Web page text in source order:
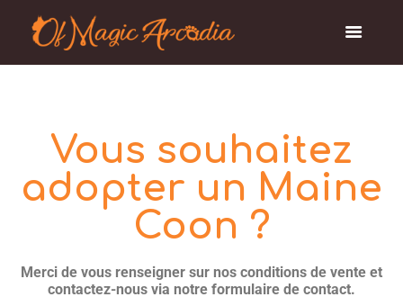
Vous souhaitez
adopter un Maine
Coon ?
Merci de vous renseigner sur nos conditions de vente et
contactez-nous via notre formulaire de contact.